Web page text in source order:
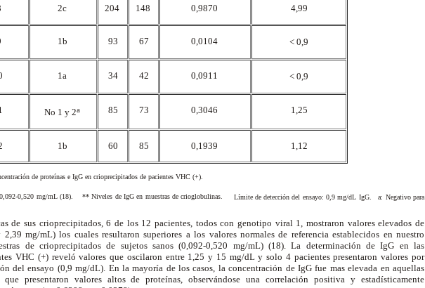
2c 204 148 0,9870 4,99
1b 93 67 0,0104 < 0,9
1a 34 42 0,0911 < 0,9
No 1 y 2a 85 73 0,3046 1,25
1b 60 85 0,1939 1,12
de proteínas e IgG en crioprecipitados de pacientes VHC (+).
0,092-0,520 mg/mL (18). ** Niveles de IgG en muestras de crioglobulinas.
Límite de detección del ensayo: 0,9 mg/dL IgG. a: Negativo para
de sus crioprecipitados, 6 de los 12 pacientes, todos con genotipo viral 1, mostraron valores elevados de
mg/mL) los cuales resultaron superiores a los valores normales de referencia establecidos en nuestro
de crioprecipitados de sujetos sanos (0,092-0,520 mg/mL) (18). La determinación de IgG en las
VHC (+) reveló valores que oscilaron entre 1,25 y 15 mg/dL y solo 4 pacientes presentaron valores por
del ensayo (0,9 mg/dL). En la mayoría de los casos, la concentración de IgG fue mas elevada en aquellas
presentaron valores altos de proteínas, observándose una correlación positiva y estadísticamente